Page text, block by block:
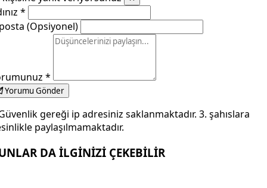
*
(Opsiyonel)
*
Yorumu Gönder
gereği ip adresiniz saklanmaktadır. 3. şahıslara
paylaşılmamaktadır.
DA İLGİNİZİ ÇEKEBİLİR